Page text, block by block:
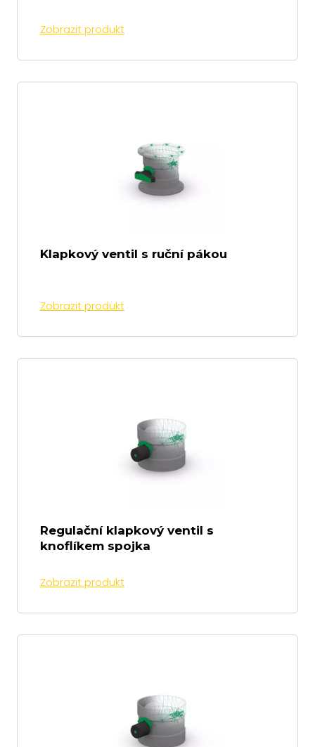
Zobrazit produkt
Klapkový ventil s ruční pákou
Zobrazit produkt
Regulační klapkový ventil s
knoflíkem spojka
Zobrazit produkt